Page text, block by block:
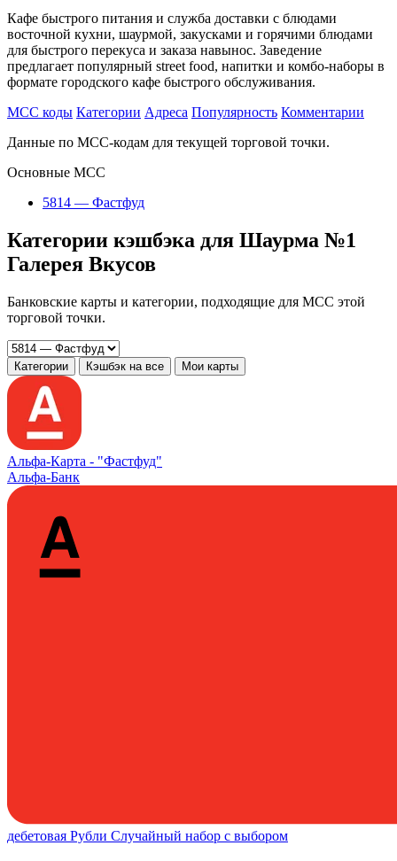
Кафе быстрого питания и служба доставки с блюдами
восточной кухни, шаурмой, закусками и горячими блюдами
для быстрого перекуса и заказа навынос. Заведение
предлагает популярный street food, напитки и комбо-наборы в
формате городского кафе быстрого обслуживания.
MCC коды Категории Адреса Популярность Комментарии
Данные по MCC-кодам для текущей торговой точки.
Основные MCC
5814 — Фастфуд
Категории кэшбэка для Шаурма №1
Галерея Вкусов
Банковские карты и категории, подходящие для MCC этой
торговой точки.
Категории Кэшбэк на все Мои карты
Альфа‑Карта - "Фастфуд"
Альфа-Банк
дебетовая Рубли Случайный набор с выбором